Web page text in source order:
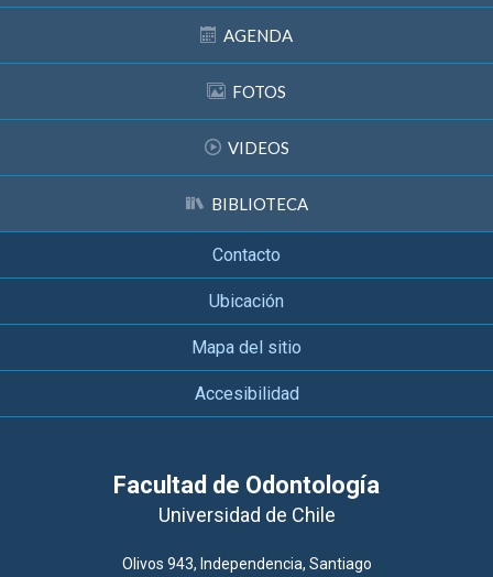
AGENDA
FOTOS
VIDEOS
BIBLIOTECA
Contacto
Ubicación
Mapa del sitio
Accesibilidad
Facultad de Odontología
Universidad de Chile
Olivos 943, Independencia, Santiago